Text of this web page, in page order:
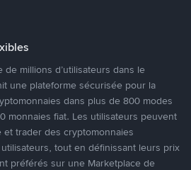
millions d’utilisateurs dans le
une plateforme sécurisée pour la
dans plus de 800 modes
monnaies fiat. Les utilisateurs peuvent
trader des cryptomonnaies
tout en définissant leurs prix
préférés sur une Marketplace de